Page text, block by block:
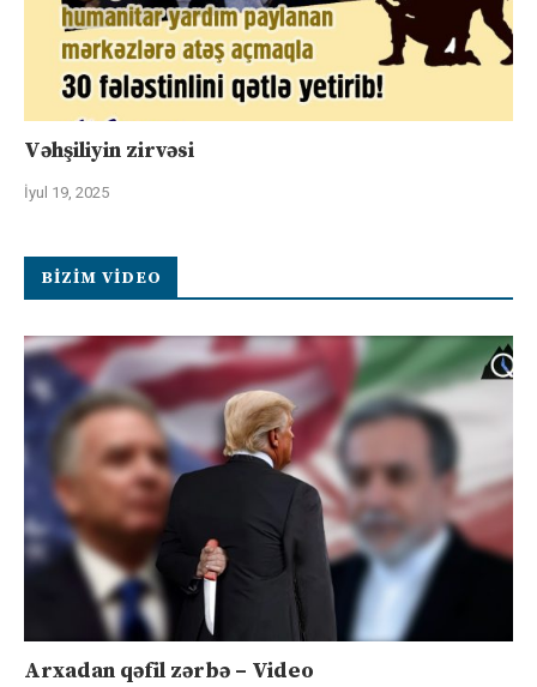
Vəhşiliyin zirvəsi
İyul 19, 2025
BIZIM VIDEO
Arxadan qəfil zərbə – Video